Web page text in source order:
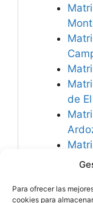
Para ofrecer las
cookies para
de
las